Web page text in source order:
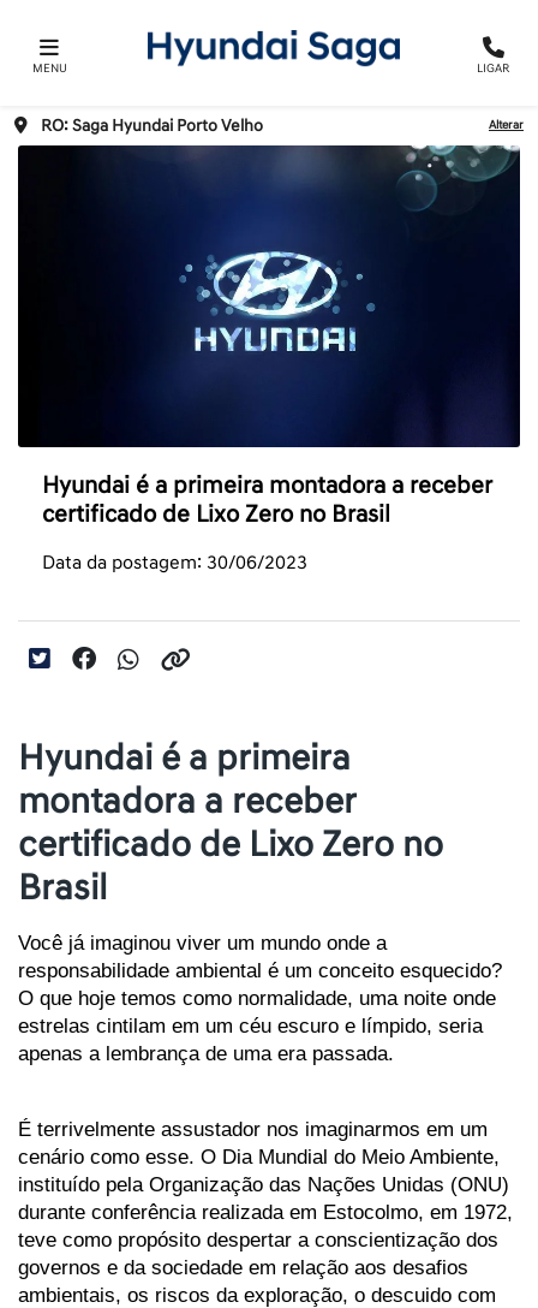
MENU LIGAR
RO: Saga Hyundai Porto Velho Alterar
Hyundai é a primeira montadora a receber
certificado de Lixo Zero no Brasil
Data da postagem: 30/06/2023
Hyundai é a primeira
montadora a receber
certificado de Lixo Zero no
Brasil
Você já imaginou viver um mundo onde a
responsabilidade ambiental é um conceito esquecido?
O que hoje temos como normalidade, uma noite onde
estrelas cintilam em um céu escuro e límpido, seria
apenas a lembrança de uma era passada.
É terrivelmente assustador nos imaginarmos em um
cenário como esse. O Dia Mundial do Meio Ambiente,
instituído pela Organização das Nações Unidas (ONU)
durante conferência realizada em Estocolmo, em 1972,
teve como propósito despertar a conscientização dos
governos e da sociedade em relação aos desafios
ambientais, os riscos da exploração, o descuido com